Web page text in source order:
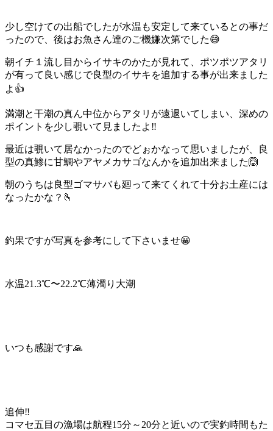
少し空けての出船でしたが水温も安定して来ているとの事だ
ったので、後はお魚さん達のご機嫌次第でした😅
朝イチ１流し目からイサキのかたが見れて、ポツポツアタリ
が有って良い感じで良型のイサキを追加する事が出来ました
よ👍
満潮と干潮の真ん中位からアタリが遠退いてしまい、深めの
ポイントを少し覗いて見ましたよ‼️
最近は覗いて居なかったのでどぉかなって思いましたが、良
型の真鯵に甘鯛やアヤメカサゴなんかを追加出来ました🙆
朝のうちは良型ゴマサバも廻って来てくれて十分お土産には
なったかな？🫰
釣果ですが写真を参考にして下さいませ😀
水温21.3℃〜22.2℃薄濁り大潮
いつも感謝です🙏
追伸‼️
コマセ五目の漁場は航程15分～20分と近いので実釣時間もた